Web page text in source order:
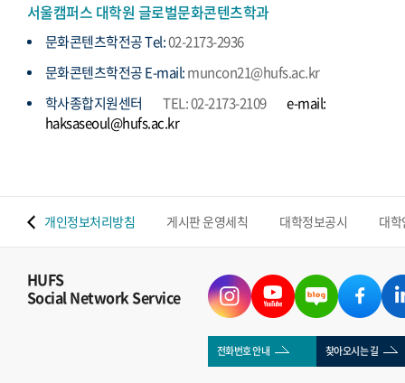
서울캠퍼스 대학원 글로벌문화콘텐츠학과
문화콘텐츠학전공 Tel:02-2173-2936
문화콘텐츠학전공 E-mail:muncon21@hufs.ac.kr
학사종합지원센터
TEL: 02-2173-2109
e-mail:
haksaseoul@hufs.ac.kr
개인정보처리방침 게시판 운영세칙 대학정보공시 대
HUFS
Social Network Service
전화번호 안내 찾아오시는 길